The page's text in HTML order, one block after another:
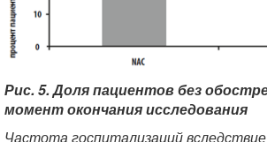
Рис. 5. Доля пациентов без
момент окончания исследования
Частота госпитализаций